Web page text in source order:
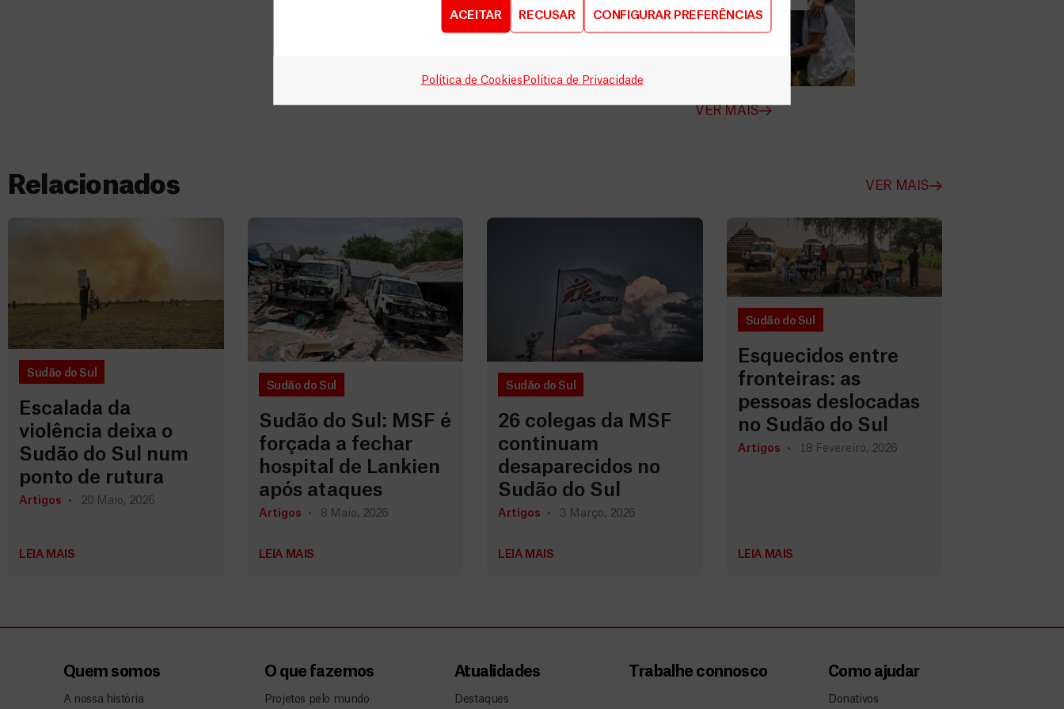
ACEITAR RECUSAR CONFIGURAR PREFERÊNCIAS
Política de Cookies Política de Privacidade
para a MSF
VER MAIS
Relacionados VER MAIS
Sudão do Sul
Escalada da
violência deixa o
Sudão do Sul num
ponto de rutura
Artigos 20 Maio, 2026
LEIA MAIS
Sudão do Sul
Sudão do Sul: MSF é
forçada a fechar
hospital de Lankien
após ataques
Artigos 8 Maio, 2026
LEIA MAIS
Sudão do Sul
26 colegas da MSF
continuam
desaparecidos no
Sudão do Sul
Artigos 3 Março, 2026
LEIA MAIS
Sudão do Sul
Esquecidos entre
fronteiras: as
pessoas deslocadas
no Sudão do Sul
Artigos 18 Fevereiro, 2026
LEIA MAIS
Quem somos
A nossa história
O que fazemos
Projetos pelo mundo
Atualidades
Destaques
Trabalhe connosco Como ajudar
Donativos